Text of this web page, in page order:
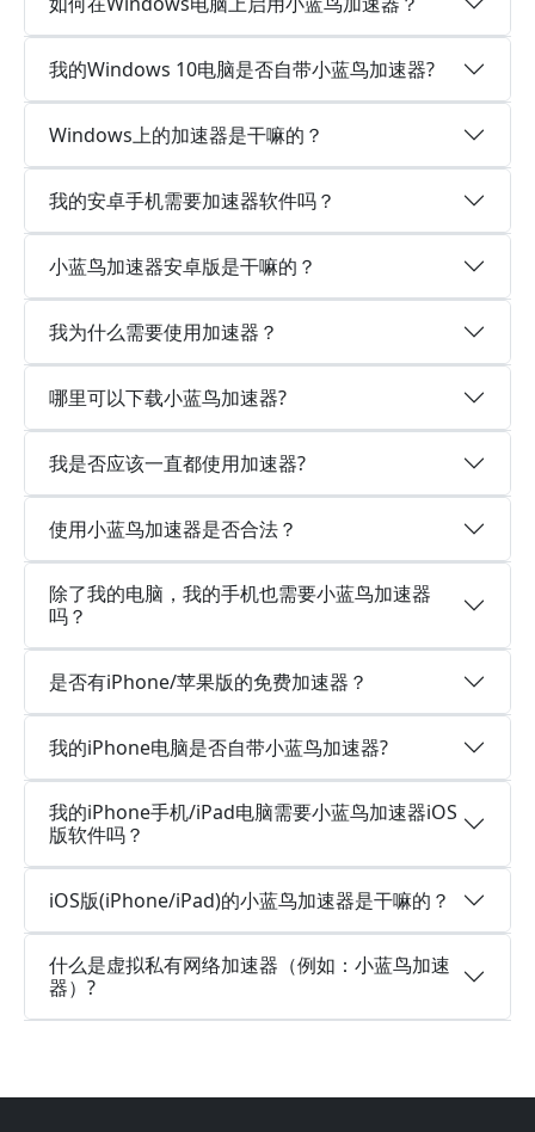
我的Windows 10电脑是否自带小蓝鸟加速器?
Windows上的加速器是干嘛的？
我的安卓手机需要加速器软件吗？
小蓝鸟加速器安卓版是干嘛的？
我为什么需要使用加速器？
哪里可以下载小蓝鸟加速器?
我是否应该一直都使用加速器?
使用小蓝鸟加速器是否合法？
除了我的电脑，我的手机也需要小蓝鸟加速器
吗？
是否有iPhone/苹果版的免费加速器？
我的iPhone电脑是否自带小蓝鸟加速器?
我的iPhone手机/iPad电脑需要小蓝鸟加速器iOS
版软件吗？
iOS版(iPhone/iPad)的小蓝鸟加速器是干嘛的？
什么是虚拟私有网络加速器（例如：小蓝鸟加速
器）?